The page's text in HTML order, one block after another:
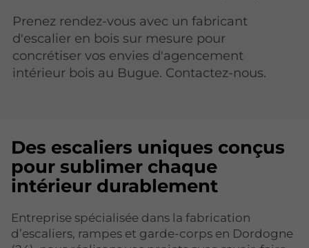
Prenez rendez-vous avec un fabricant
d'escalier en bois sur mesure pour
concrétiser vos envies d'agencement
intérieur bois au Bugue. Contactez-nous.
Des escaliers uniques conçus
pour sublimer chaque
intérieur durablement
Entreprise spécialisée dans la fabrication
d’escaliers, rampes et garde-corps en Dordogne